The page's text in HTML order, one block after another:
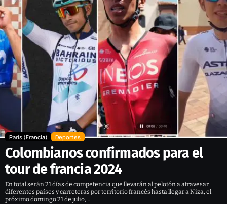
París (Francia) Deportes
Colombianos confirmados para el
tour de francia 2024
En total serán 21 días de competencia que llevarán al pelotón a atravesar
diferentes países y carreteras por territorio francés hasta llegar a Niza, el
próximo domingo 21 de julio,…